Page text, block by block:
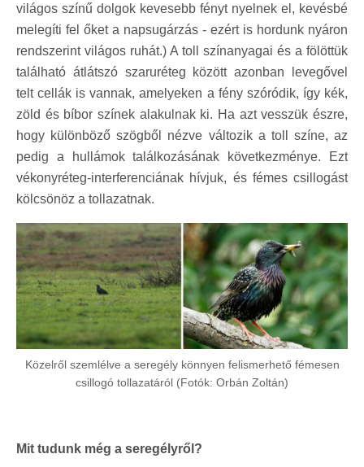
világos színű dolgok kevesebb fényt nyelnek el, kevésbé
melegíti fel őket a napsugárzás - ezért is hordunk nyáron
rendszerint világos ruhát.) A toll színanyagai és a fölöttük
található átlátszó szaruréteg között azonban levegővel
telt cellák is vannak, amelyeken a fény szóródik, így kék,
zöld és bíbor színek alakulnak ki. Ha azt vesszük észre,
hogy különböző szögből nézve változik a toll színe, az
pedig a hullámok találkozásának következménye. Ezt
vékonyréteg-interferenciának hívjuk, és fémes csillogást
kölcsönöz a tollazatnak.
Közelről szemlélve a seregély könnyen felismerhető fémesen
csillogó tollazatáról (Fotók: Orbán Zoltán)
Mit tudunk még a seregélyről?